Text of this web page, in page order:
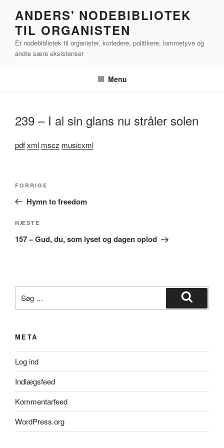
indhold
ANDERS' NODEBIBLIOTEK
TIL ORGANISTEN
Et nodebibliotek til organister, korledere, politikere, lommetyve og
andre sære eksistenser
Menu
239 – I al sin glans nu stråler solen
pdfxml mscz musicxml
Forrige
indlæg
FORRIGE
Hymn to freedom
Næste
indlæg
NÆSTE
157 – Gud, du, som lyset og dagen oplod
efter:
Søg
META
Log ind
Indlægsfeed
Kommentarfeed
WordPress.org